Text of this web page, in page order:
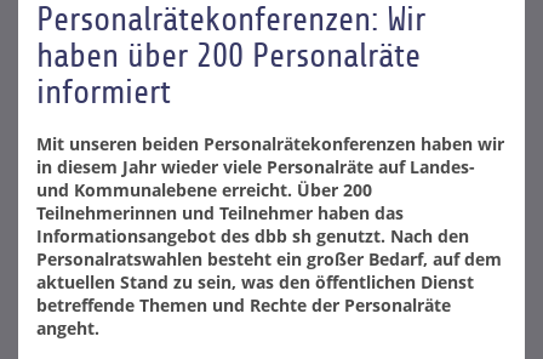
Personalrätekonferenzen: Wir
haben über 200 Personalräte
informiert
Mit unseren beiden Personalrätekonferenzen haben wir
in diesem Jahr wieder viele Personalräte auf Landes-
und Kommunalebene erreicht. Über 200
Teilnehmerinnen und Teilnehmer haben das
Informationsangebot des dbb sh genutzt. Nach den
Personalratswahlen besteht ein großer Bedarf, auf dem
aktuellen Stand zu sein, was den öffentlichen Dienst
betreffende Themen und Rechte der Personalräte
angeht.